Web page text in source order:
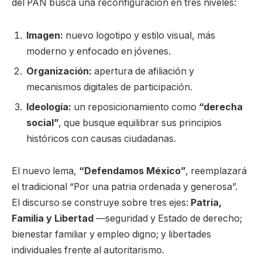
del PAN busca una reconfiguración en tres niveles:
Imagen: nuevo logotipo y estilo visual, más
moderno y enfocado en jóvenes.
Organización: apertura de afiliación y
mecanismos digitales de participación.
Ideología: un reposicionamiento como “derecha
social”, que busque equilibrar sus principios
históricos con causas ciudadanas.
El nuevo lema, “Defendamos México”, reemplazará
el tradicional “Por una patria ordenada y generosa”.
El discurso se construye sobre tres ejes: Patria,
Familia y Libertad —seguridad y Estado de derecho;
bienestar familiar y empleo digno; y libertades
individuales frente al autoritarismo.